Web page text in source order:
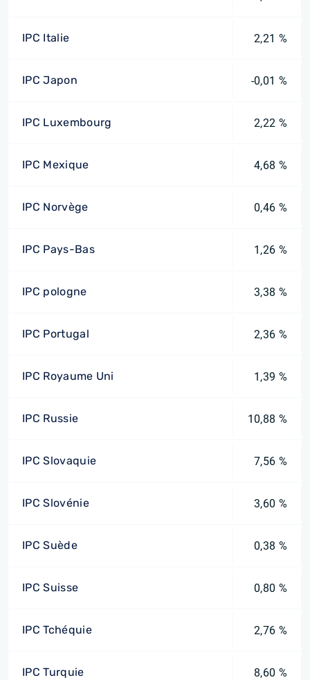
IPC Italie 2,21 %
IPC Japon -0,01 %
IPC Luxembourg 2,22 %
IPC Mexique 4,68 %
IPC Norvège 0,46 %
IPC Pays-Bas 1,26 %
IPC pologne 3,38 %
IPC Portugal 2,36 %
IPC Royaume Uni 1,39 %
IPC Russie 10,88 %
IPC Slovaquie 7,56 %
IPC Slovénie 3,60 %
IPC Suède 0,38 %
IPC Suisse 0,80 %
IPC Tchéquie 2,76 %
IPC Turquie 8,60 %